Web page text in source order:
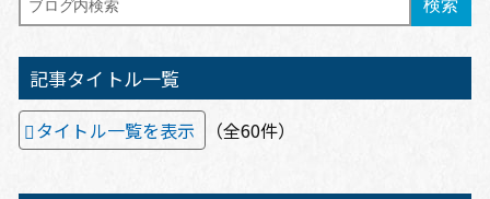
記事タイトル一覧
タイトル一覧を表示 （全60件）